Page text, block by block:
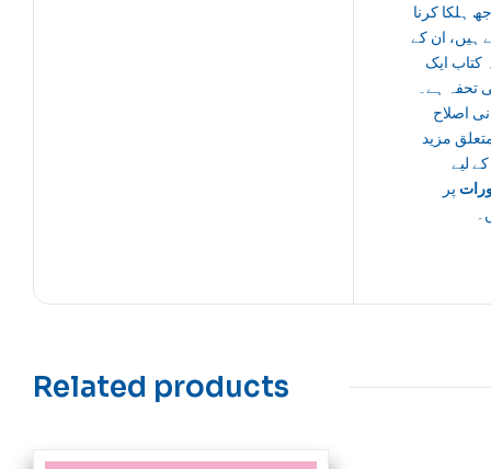
ہلکا کرنا
ہیں، ان کے
کتاب ایک
تحفہ ہے۔
اصلاح
مزید
لیے
پر
Related products